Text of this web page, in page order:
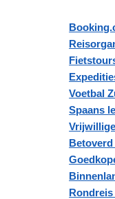
Voetbal
Spaans